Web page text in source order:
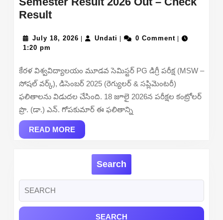
ResultKerala
MSW
Semester
Result
2026
Out
–
Check
July 18, 2026 July
| Undati Undati
| 0 Comment |
1:20 pm
కేరళ విశ్వవిద్యాలయం మూడవ సెమిస్టర్ PG డిగ్రీ పరీక్ష (MSW –
సోషల్ వర్క్), డిసెంబర్ 2025 (రెగ్యులర్ & సప్లిమెంటరీ)
ఫలితాలను విడుదల చేసింది. 18 జూలై 2026న పరీక్షల కంట్రోలర్
ప్రొ. (డా.) ఎన్. గోపకుమార్ ఈ ఫలితాన్ని
READ MOREREAD
MORE
Search
for: